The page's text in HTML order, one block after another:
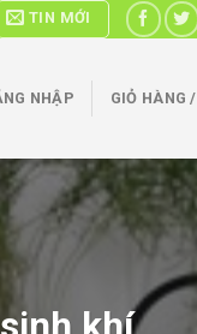
TIN MỚI
NHẬP GIỎ HÀNG /